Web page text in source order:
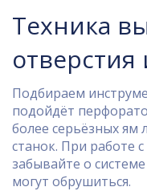
Техника
отверстия
Подбираем
подойдёт
более серьёзных ям
станок. При работе
забывайте о
могут обрушиться.